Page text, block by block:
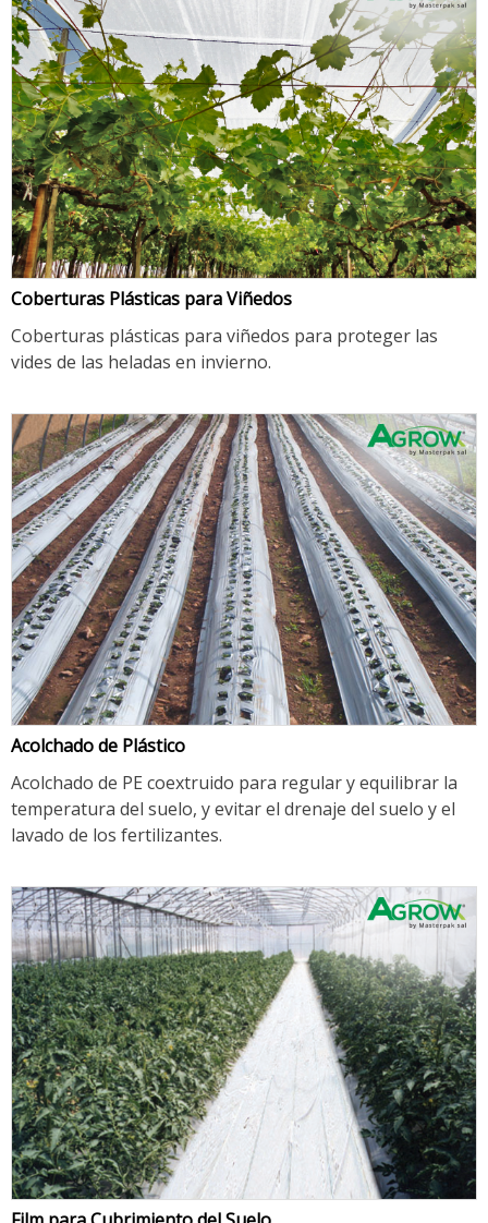
Coberturas Plásticas para Viñedos
Coberturas plásticas para viñedos para proteger las
vides de las heladas en invierno.
Acolchado de Plástico
Acolchado de PE coextruido para regular y equilibrar la
temperatura del suelo, y evitar el drenaje del suelo y el
lavado de los fertilizantes.